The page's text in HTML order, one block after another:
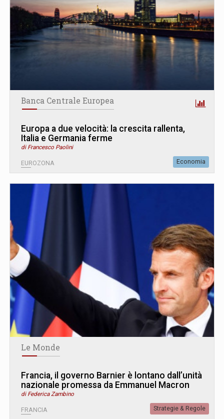
Banca Centrale Europea
Europa a due velocità: la crescita rallenta,
Italia e Germania ferme
di Francesco Paolini
EUROZONA Economia
Le Monde
Francia, il governo Barnier è lontano dall’unità
nazionale promessa da Emmanuel Macron
di Federica Zambino
FRANCIA Strategie & Regole